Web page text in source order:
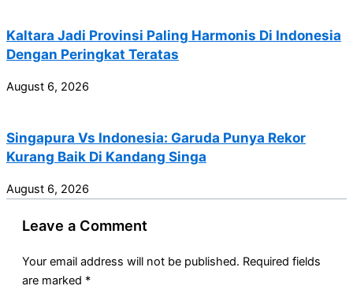
Kaltara Jadi Provinsi Paling Harmonis Di Indonesia
Dengan Peringkat Teratas
August 6, 2026
Singapura Vs Indonesia: Garuda Punya Rekor
Kurang Baik Di Kandang Singa
August 6, 2026
Leave a Comment
Your email address will not be published. Required fields
are marked *